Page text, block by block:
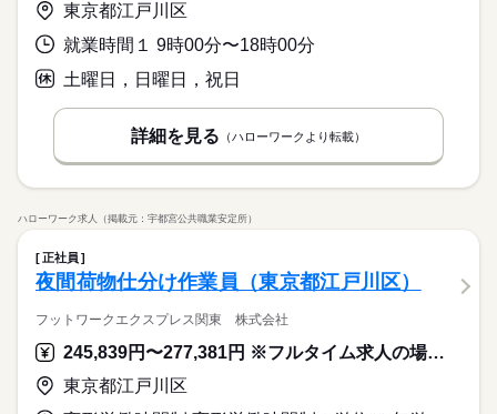
東京都江戸川区
就業時間１ 9時00分〜18時00分
土曜日，日曜日，祝日
詳細を見る （ハローワークより転載）
ハローワーク求人（掲載元：宇都宮公共職業安定所）
正社員
夜間荷物仕分け作業員（東京都江戸川区）
フットワークエクスプレス関東 株式会社
245,839円〜277,381円 ※フルタイム求人の場合は月額（換算額）、パート求人の場合は時間額を表示しています。
東京都江戸川区